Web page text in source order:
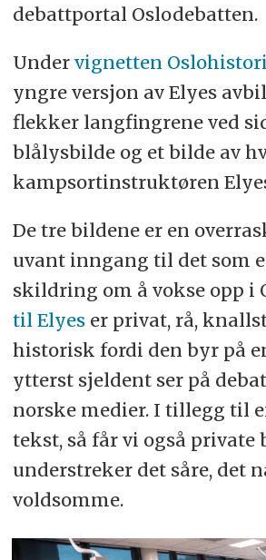
debattportal Oslodebatten.
Under vignetten
yngre versjon av Elyes
flekker langfingrene ved
blålysbilde og et bilde av
kampsortinstruktøren
De tre bildene er en
uvant inngang til det som
skildring om å vokse opp i
til Elyeser privat, rå,
historisk fordi den byr på
ytterst sjeldent ser på
norske medier. I tillegg til
tekst, så får vi også private
understreker det såre, det
voldsomme.